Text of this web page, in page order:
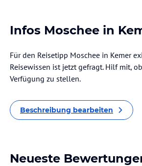
Infos Moschee in
Für den Reisetipp Moschee in Kemer
Reisewissen ist jetzt gefragt. Hilf mit,
Verfügung zu stellen.
Beschreibung bearbeiten
Neueste